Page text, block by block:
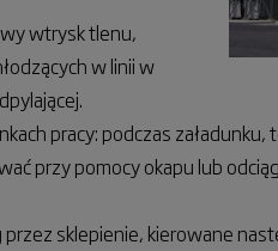
wtrysk tlenu,
w linii w
pracy: podczas
pomocy okapu lub
sklepienie, kierowane